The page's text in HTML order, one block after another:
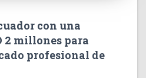
con una
2 millones para
profesional de